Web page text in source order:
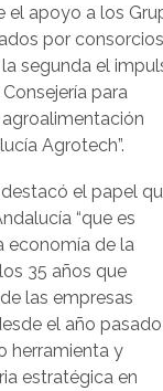
el apoyo a los
por
segunda el
para
Agrotech”.
el papel
“que es
economía de la
35 años que
las empresas
el año pasado
herramienta y
estratégica en